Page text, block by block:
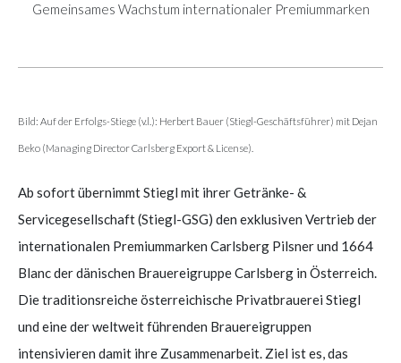
Gemeinsames Wachstum internationaler Premiummarken
Bild: Auf der Erfolgs-Stiege (v.l.): Herbert Bauer (Stiegl-Geschäftsführer) mit Dejan
Beko (Managing Director Carlsberg Export & License).
Ab sofort übernimmt Stiegl mit ihrer Getränke- &
Servicegesellschaft (Stiegl-GSG) den exklusiven Vertrieb der
internationalen Premiummarken Carlsberg Pilsner und 1664
Blanc der dänischen Brauereigruppe Carlsberg in Österreich.
Die traditionsreiche österreichische Privatbrauerei Stiegl
und eine der weltweit führenden Brauereigruppen
intensivieren damit ihre Zusammenarbeit. Ziel ist es, das